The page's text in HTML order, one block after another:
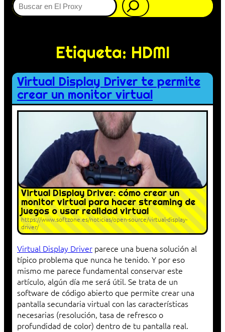
Etiqueta: HDMI
Virtual Display Driver te permite
crear un monitor virtual
Virtual Display Driver: cómo crear un
monitor virtual para hacer streaming de
juegos o usar realidad virtual
https://www.softzone.es/noticias/open-source/virtual-display-
driver/
Virtual Display Driver parece una buena solución al
típico problema que nunca he tenido. Y por eso
mismo me parece fundamental conservar este
artículo, algún día me será útil. Se trata de un
software de código abierto que permite crear una
pantalla secundaria virtual con las características
necesarias (resolución, tasa de refresco o
profundidad de color) dentro de tu pantalla real.